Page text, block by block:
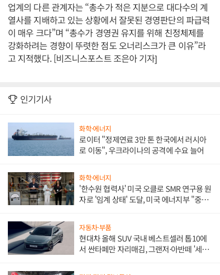
업계의 다른 관계자는 “총수가 적은 지분으로 대다수의 계
열사를 지배하고 있는 상황에서 잘못된 경영판단의 파급력
이 매우 크다”며 “총수가 경영권 유지를 위해 친정체제를
강화하려는 경향이 뚜렷한 점도 오너리스크가 큰 이유”라
고 지적했다. [비즈니스포스트 조은아 기자]
인기기사
화학·에너지
로이터 "정제연료 3만 톤 한국에서 러시아
로 이동", 우크라이나의 공격에 수요 늘어
화학·에너지
'한수원 협력사' 미국 오클로 SMR 연구용 원
자로 '임계 상태' 도달, 미국 에너지부 "중요
자동차·부품
현대차 올해 SUV 국내 베스트셀러 톱10에
서 싼타페만 자리매김, 그랜저·아반떼 '세단